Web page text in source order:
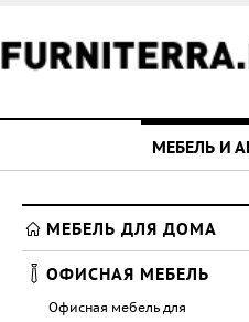
МЕБЕЛЬ И
МЕБЕЛЬ ДЛЯ ДОМА
ОФИСНАЯ МЕБЕЛЬ
Офисная мебель для